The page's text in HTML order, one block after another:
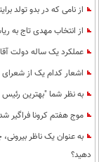
از نامی که در بدو تولد
از انتخاب مهدی تاج به
عملکرد یک ساله دولت
اشعار کدام یک از
به نظر شما "بهترین
موج هفتم کرونا فراگیر
به عنوان یک ناظر
دهید؟